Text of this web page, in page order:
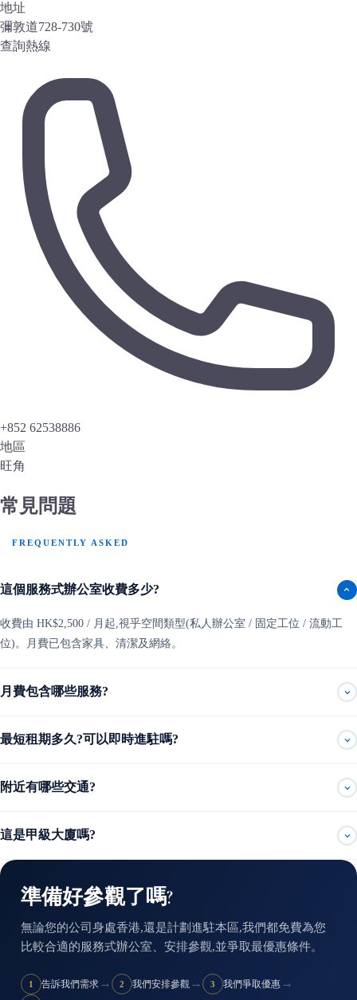
地址
彌敦道728-730號
查詢熱線
+852 62538886
地區
旺角
常見問題
FREQUENTLY ASKED
這個服務式辦公室收費多少?
收費由 HK$2,500 / 月起,視乎空間類型(私人辦公室 / 固定工位 / 流動工
位)。月費已包含家具、清潔及網絡。
月費包含哪些服務?
最短租期多久?可以即時進駐嗎?
附近有哪些交通?
這是甲級大廈嗎?
準備好參觀了嗎?
無論您的公司身處香港,還是計劃進駐本區,我們都免費為您
比較合適的服務式辦公室、安排參觀,並爭取最優惠條件。
1 告訴我們需求 → 2 我們安排參觀 → 3 我們爭取優惠 →